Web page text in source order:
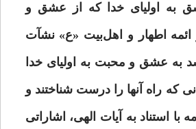
به اولیای خدا که از عشق و
اطهار و اهل‌بیت «ع» نشآت
به عشق و محبت به اولیای خدا
که راه آنها را درست شناختند و
با استناد به آیات الهی، اشاراتی